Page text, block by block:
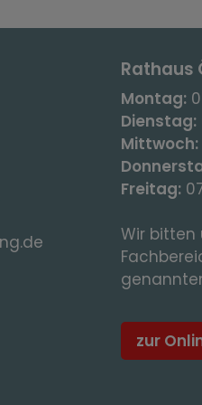
Rathaus
Montag:
Dienstag:
Mittwoch:
Freitag:
Wir bitten
zur